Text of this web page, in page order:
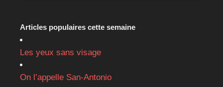
Articles populaires cette semaine
Les yeux sans visage
On l’appelle San-Antonio